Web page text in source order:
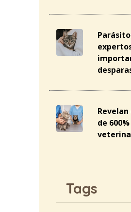
de
Tags